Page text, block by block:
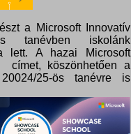
a Microsoft Innovatív
tanévben iskolánk
lett. A hazai Microsoft
címet, köszönhetően a
25-ös tanévre is